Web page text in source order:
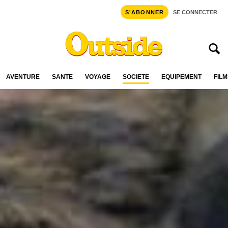
S'ABONNER SE CONNECTER
AVENTURE SANTÉ VOYAGE SOCIÉTÉ ÉQUIPEMENT